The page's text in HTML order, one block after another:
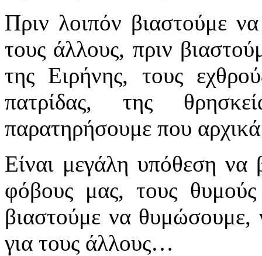
Πριν λοιπόν βιαστούμε
τους άλλους, πριν
της Ειρήνης, τους
πατρίδας, της
παρατηρήσουμε που
Είναι μεγάλη υπόθεση
φόβους μας, τους
βιαστούμε να
για τους άλλους…